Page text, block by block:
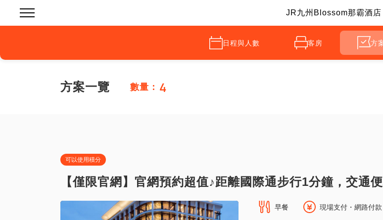
JR九州Blossom那霸酒店
日程與人數 客房 方
方案一覽 數量： 4
可以使用積分
【僅限官網】官網預約超值♪距離國際通步行1分鐘，交通
早餐 現場支付・網路付款